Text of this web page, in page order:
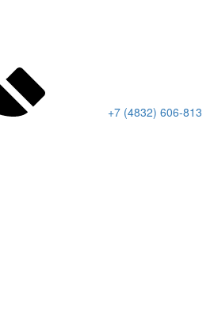
+7 (4832) 606-813